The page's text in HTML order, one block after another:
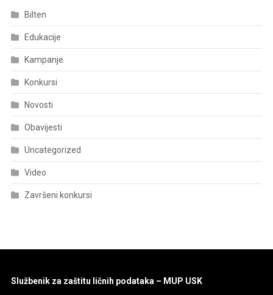
Bilten
Edukacije
Kampanje
Konkursi
Novosti
Obavijesti
Uncategorized
Video
Završeni konkursi
Službenik za zaštitu ličnih podataka – MUP USK